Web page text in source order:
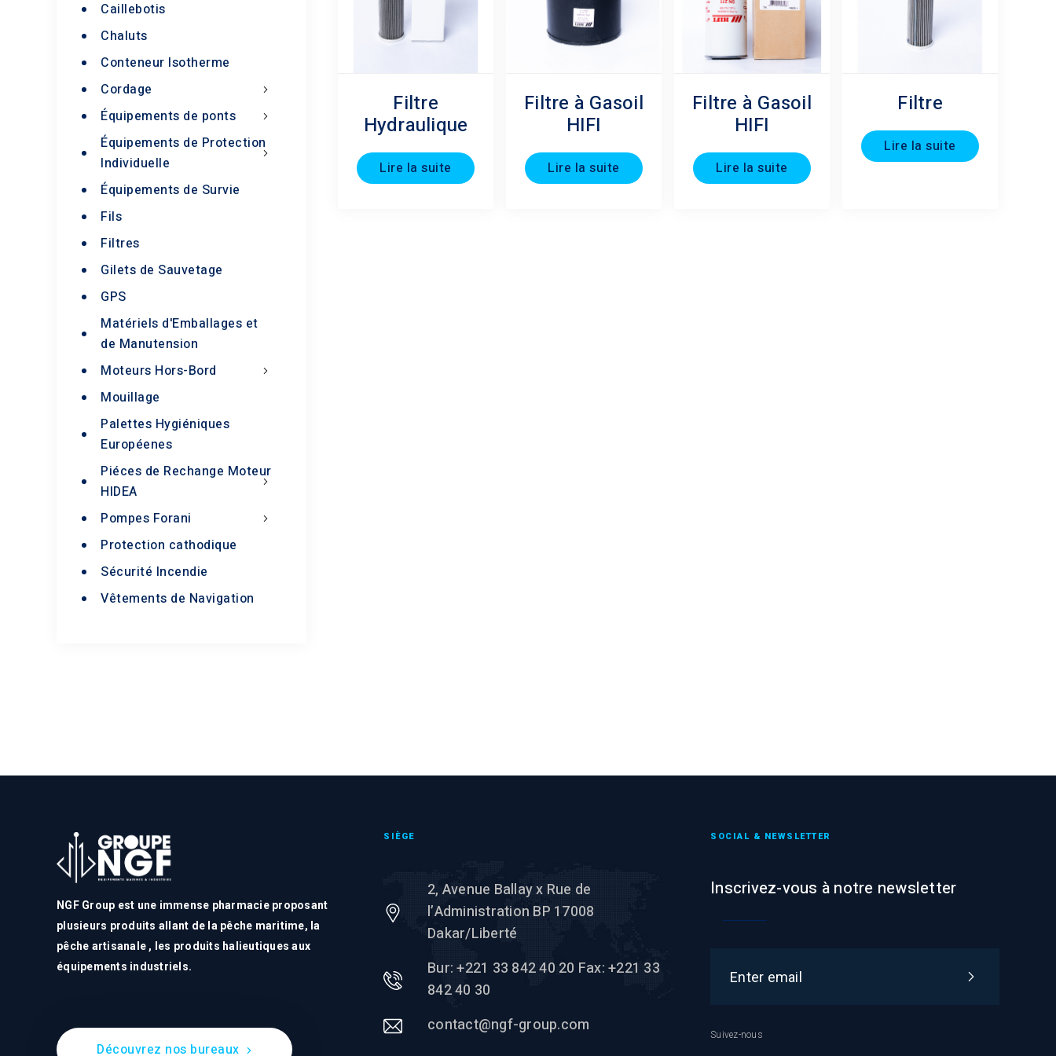
Caillebotis
Chaluts
Conteneur Isotherme
Cordage
Équipements de ponts
Équipements de Protection
Individuelle
Équipements de Survie
Fils
Filtres
Gilets de Sauvetage
GPS
Matériels d'Emballages et
de Manutension
Moteurs Hors-Bord
Mouillage
Palettes Hygiéniques
Européenes
Piéces de Rechange Moteur
HIDEA
Pompes Forani
Protection cathodique
Sécurité Incendie
Vêtements de Navigation
Filtre
Hydraulique
Lire la suite
Filtre à Gasoil
HIFI
Lire la suite
Filtre à Gasoil
HIFI
Lire la suite
Filtre
Lire la suite
NGF Group est une immense pharmacie proposant
plusieurs produits allant de la pêche maritime, la
pêche artisanale , les produits halieutiques aux
équipements industriels.
Découvrez nos bureaux
SIÈGE
2, Avenue Ballay x Rue de
l’Administration BP 17008
Dakar/Liberté
Bur: +221 33 842 40 20 Fax: +221 33
842 40 30
contact@ngf-group.com
SOCIAL & NEWSLETTER
Inscrivez-vous à notre newsletter
Suivez-nous